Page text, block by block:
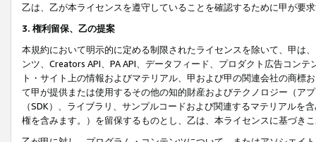
乙は、乙が本ライセンスを遵守していることを確認するために甲が要
3. 権利留保、乙の提案
本規約において明示的に定める制限されたライセンスを除いて、甲は
ンツ、Creators API、PA API、データフィード、プロダクト広告コン
ト・サイト上の情報およびマテリアル、甲および甲の関連会社の商
て甲が提供または使用するその他の知的財産およびテクノロジー（ア
（SDK）、ライブラリ、サンプルコードおよび関連するマテリアル
権を含みます。）を留保するものとし、乙は、本ライセンスに基づき